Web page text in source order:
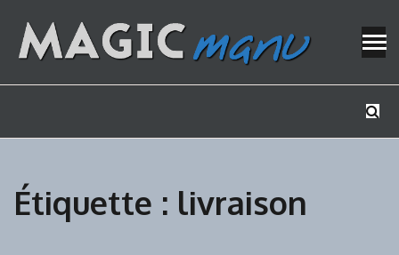
content
Étiquette : livraison